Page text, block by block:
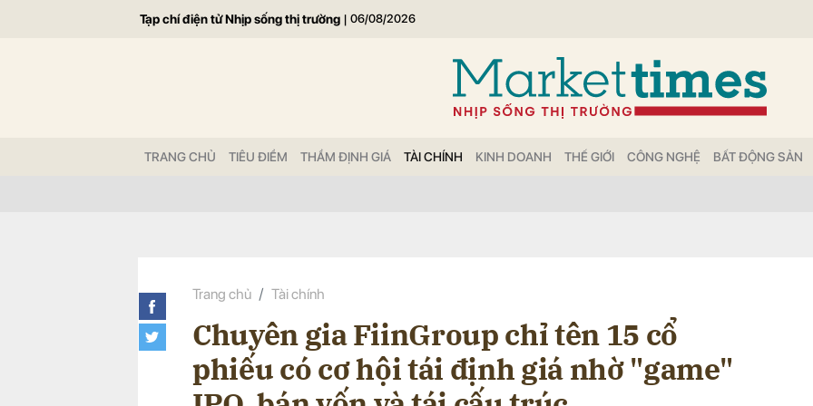
Tạp chí điện tử Nhịp sống thị trường | 06/08/2026
TRANG CHỦ TIÊU ĐIỂM THẨM ĐỊNH GIÁ TÀI CHÍNH KINH DOANH THẾ GIỚI CÔNG NGHỆ BẤT ĐỘNG SẢN
Trang chủ Tài chính
Chuyên gia FiinGroup chỉ tên 15 cổ
phiếu có cơ hội tái định giá nhờ "game"
Gửi bình luận